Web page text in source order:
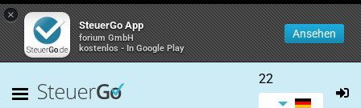
×
SteuerGo App
forium GmbH
kostenlos - In Google Play
Ansehen
22